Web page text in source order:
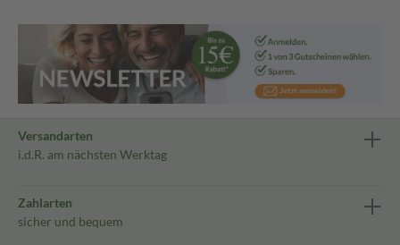
Versandarten
i.d.R. am nächsten Werktag
Zahlarten
sicher und bequem